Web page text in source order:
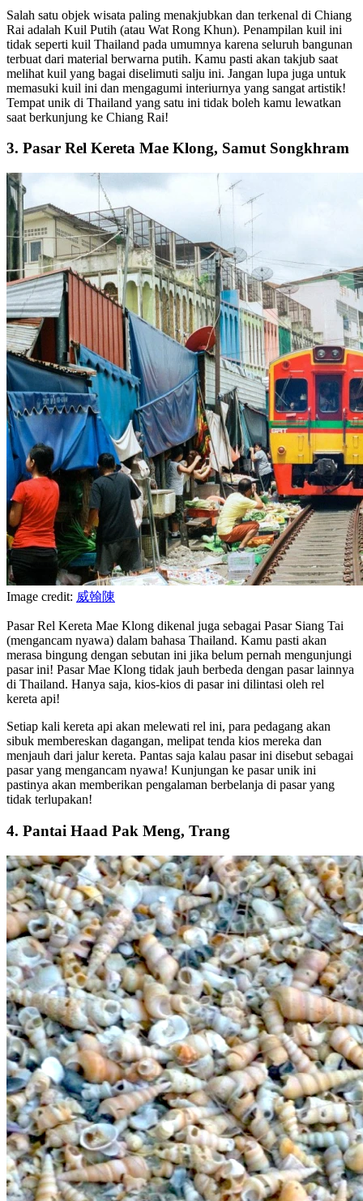
Salah satu objek wisata paling menakjubkan dan terkenal di Chiang
Rai adalah Kuil Putih (atau Wat Rong Khun). Penampilan kuil ini
tidak seperti kuil Thailand pada umumnya karena seluruh bangunan
terbuat dari material berwarna putih. Kamu pasti akan takjub saat
melihat kuil yang bagai diselimuti salju ini. Jangan lupa juga untuk
memasuki kuil ini dan mengagumi interiurnya yang sangat artistik!
Tempat unik di Thailand yang satu ini tidak boleh kamu lewatkan
saat berkunjung ke Chiang Rai!
3. Pasar Rel Kereta Mae Klong, Samut Songkhram
Image credit: 威翰陳
Pasar Rel Kereta Mae Klong dikenal juga sebagai Pasar Siang Tai
(mengancam nyawa) dalam bahasa Thailand. Kamu pasti akan
merasa bingung dengan sebutan ini jika belum pernah mengunjungi
pasar ini! Pasar Mae Klong tidak jauh berbeda dengan pasar lainnya
di Thailand. Hanya saja, kios-kios di pasar ini dilintasi oleh rel
kereta api!
Setiap kali kereta api akan melewati rel ini, para pedagang akan
sibuk membereskan dagangan, melipat tenda kios mereka dan
menjauh dari jalur kereta. Pantas saja kalau pasar ini disebut sebagai
pasar yang mengancam nyawa! Kunjungan ke pasar unik ini
pastinya akan memberikan pengalaman berbelanja di pasar yang
tidak terlupakan!
4. Pantai Haad Pak Meng, Trang